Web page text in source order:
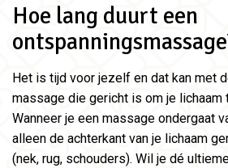
Hoe lang duurt een
Het is tijd voor jezelf en dat kan met
massage die gericht is om je lichaam
Wanneer je een massage ondergaat
alleen de achterkant van je lichaam
(nek, rug, schouders). Wil je dé